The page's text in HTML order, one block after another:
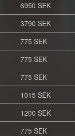
6950 SEK
3790 SEK
775 SEK
775 SEK
775 SEK
1015 SEK
1200 SEK
775 SEK